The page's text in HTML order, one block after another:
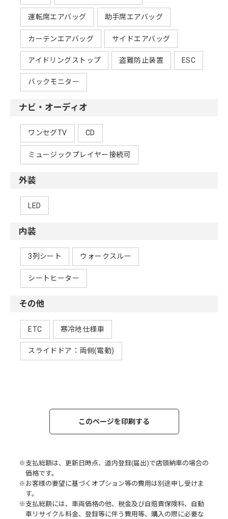
運転席エアバッグ 助手席エアバッグ
カーテンエアバッグ サイドエアバッグ
アイドリングストップ 盗難防止装置 ESC
バックモニター
ナビ・オーディオ
ワンセグTV CD
ミュージックプレイヤー接続可
外装
LED
内装
3列シート ウォークスルー
シートヒーター
その他
ETC 寒冷地仕様車
スライドドア：両側(電動)
このページを印刷する
※支払総額は、更新日時点、道内登録(届出)で店頭納車の場合の
価格です。
※お客様の要望に基づくオプション等の費用は別途申し受けま
す。
※支払総額には、車両価格の他、税金及び自賠責保険料、自動
車リサイクル料金、登録等に伴う費用等、購入の際に必要な